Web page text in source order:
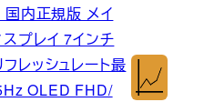
国内正規版 メイ
スプレイ 7インチ
レッシュレート最
OLED FHD/